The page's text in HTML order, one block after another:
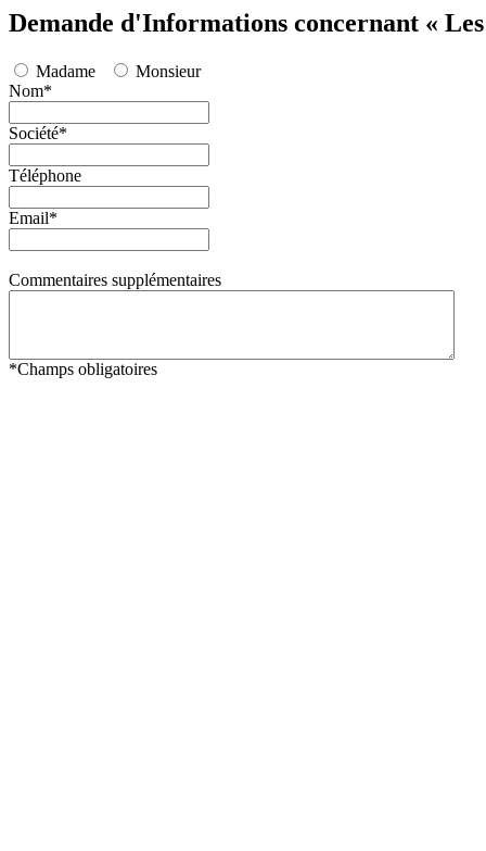
Demande d'Informations concernant «
Madame
Monsieur
Nom*
Société*
Téléphone
Email*
Commentaires supplémentaires
*Champs obligatoires